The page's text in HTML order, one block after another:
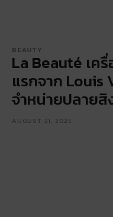
BEAUTY
La Beauté เค
แรกจาก
จำหน่ายปลาย
AUGUST 21, 2025